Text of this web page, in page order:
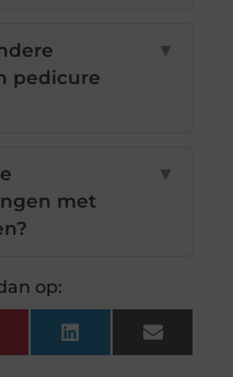
pedicure
▼
met
▼
op:
LinkedInEmail